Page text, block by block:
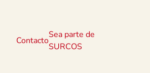
Contacto
Sea parte de
SURCOS